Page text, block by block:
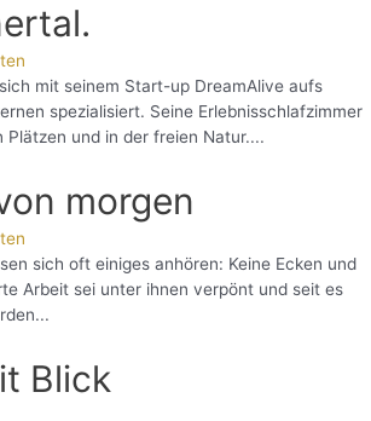
mit seinem Start-up DreamAlive aufs
spezialisiert. Seine Erlebnisschlafzimmer
Plätzen und in der freien Natur....
morgen
sich oft einiges anhören: Keine Ecken und
Arbeit sei unter ihnen verpönt und seit es
Blick